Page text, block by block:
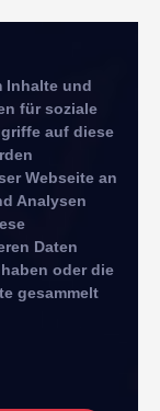
Inhalte und
für soziale
auf diese
Webseite an
Analysen
Daten
oder die
gesammelt